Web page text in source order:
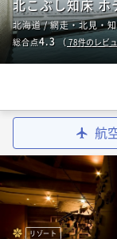
北こぶし知床 ホ
北海道 / 網走・北見・
総合点4.3（ 78件のレビ
航
リゾート